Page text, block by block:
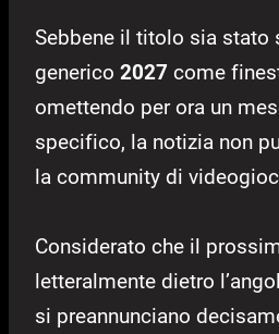
Sebbene il titolo sia stato
generico 2027 come
omettendo per ora un
specifico, la notizia non
la community di
Considerato che il
letteralmente dietro
si preannunciano